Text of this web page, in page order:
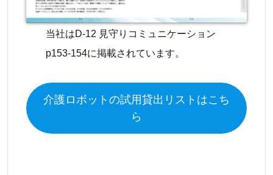
当社はD-12 見守りコミュニケーション
p153-154に掲載されています。
介護ロボットの試用貸出リストはこち
ら